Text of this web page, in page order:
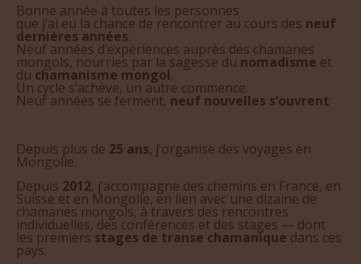
Bonne année à toutes les personnes
que j’ai eu la chance de rencontrer au cours des neuf
dernières années.
Neuf années d’expériences auprès des chamanes
mongols, nourries par la sagesse du nomadisme et
du chamanisme mongol.
Un cycle s’achève, un autre commence.
Neuf années se ferment, neuf nouvelles s’ouvrent
Depuis plus de 25 ans, j’organise des voyages en
Mongolie.
Depuis 2012, j’accompagne des chemins en France, en
Suisse et en Mongolie, en lien avec une dizaine de
chamanes mongols, à travers des rencontres
individuelles, des conférences et des stages — dont
les premiersstages de transe chamanique dans ces
pays.